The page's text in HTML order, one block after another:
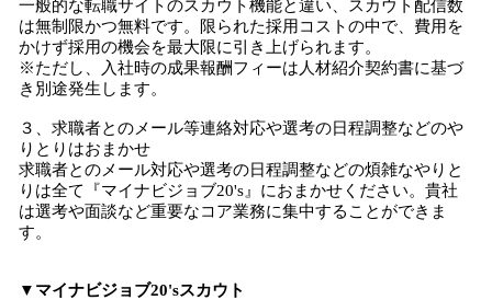
一般的な転職サイトのスカウト機能と違い、スカウト配信数
は無制限かつ無料です。限られた採用コストの中で、費用を
かけず採用の機会を最大限に引き上げられます。
※ただし、入社時の成果報酬フィーは人材紹介契約書に基づ
き別途発生します。
３、求職者とのメール等連絡対応や選考の日程調整などのや
りとりはおまかせ
求職者とのメール対応や選考の日程調整などの煩雑なやりと
りは全て『マイナビジョブ20's』におまかせください。貴社
は選考や面談など重要なコア業務に集中することができま
す。
▼マイナビジョブ20'sスカウト